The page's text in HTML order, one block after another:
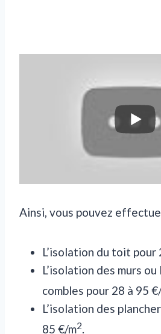
Ainsi, vous pouvez
L’isolation du toit pour
L’isolation des murs
combles pour 28 à 95
L’isolation des
85 €/m2.